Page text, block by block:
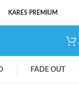
KARES PREMIUM
FADE OUT